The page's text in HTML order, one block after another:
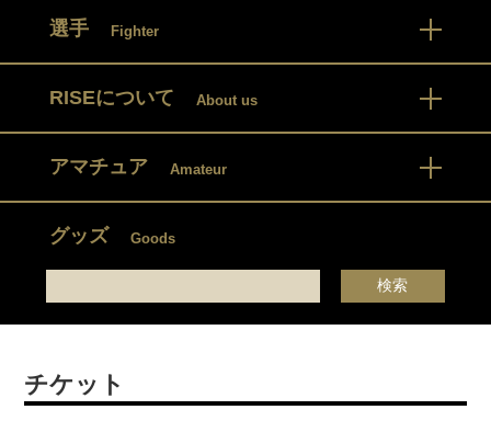
選手 Fighter
RISEについて About us
アマチュア Amateur
グッズ Goods
チケット